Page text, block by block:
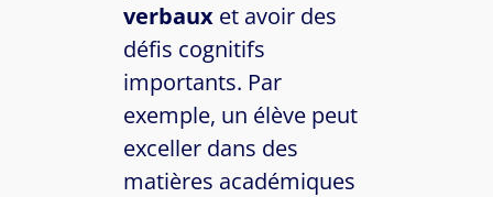
verbaux et avoir des
défis cognitifs
importants. Par
exemple, un élève peut
exceller dans des
matières académiques